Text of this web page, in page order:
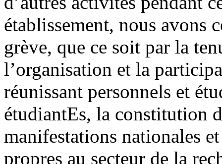
établissement, nous avons
grève, que ce soit par la
l’organisation et la
réunissant personnels et
étudiantEs, la constitution
manifestations nationales
propres au secteur de la